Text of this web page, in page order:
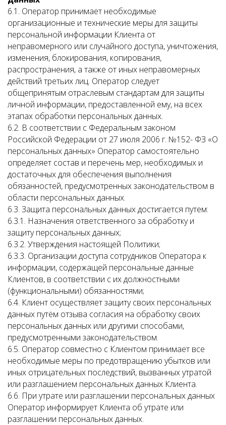
6.1. Оператор принимает необходимые
организационные и технические меры для защиты
персональной информации Клиента от
неправомерного или случайного доступа, уничтожения,
изменения, блокирования, копирования,
распространения, а также от иных неправомерных
действий третьих лиц. Оператор следует
общепринятым отраслевым стандартам для защиты
личной информации, предоставленной ему, на всех
этапах обработки персональных данных.
6.2. В соответствии с Федеральным законом
Российской Федерации от 27 июля 2006 г. №152- ФЗ «О
персональных данных» Оператор самостоятельно
определяет состав и перечень мер, необходимых и
достаточных для обеспечения выполнения
обязанностей, предусмотренных законодательством в
области персональных данных.
6.3. Защита персональных данных достигается путем:
6.3.1. Назначения ответственного за обработку и
защиту персональных данных;
6.3.2. Утверждения настоящей Политики;
6.3.3. Организации доступа сотрудников Оператора к
информации, содержащей персональные данные
Клиентов, в соответствии с их должностными
(функциональными) обязанностями;
6.4. Клиент осуществляет защиту своих персональных
данных путём отзыва согласия на обработку своих
персональных данных или другими способами,
предусмотренными законодательством.
6.5. Оператор совместно с Клиентом принимает все
необходимые меры по предотвращению убытков или
иных отрицательных последствий, вызванных утратой
или разглашением персональных данных Клиента.
6.6. При утрате или разглашении персональных данных
Оператор информирует Клиента об утрате или
разглашении персональных данных.